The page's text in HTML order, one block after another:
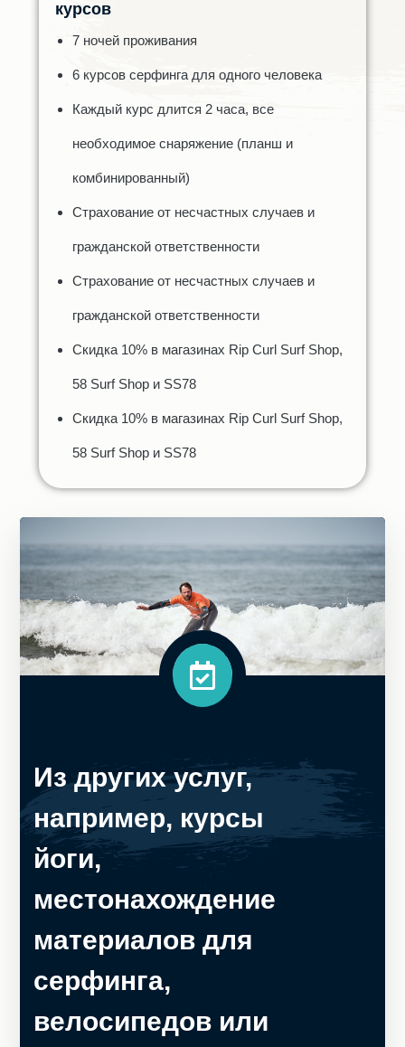
курсов
7 ночей проживания
6 курсов серфинга для одного человека
Каждый курс длится 2 часа, все
необходимое снаряжение (планш и
комбинированный)
Страхование от несчастных случаев и
гражданской ответственности
Страхование от несчастных случаев и
гражданской ответственности
Скидка 10% в магазинах Rip Curl Surf Shop,
58 Surf Shop и SS78
Скидка 10% в магазинах Rip Curl Surf Shop,
58 Surf Shop и SS78
Из других услуг,
например, курсы
йоги,
местонахождение
материалов для
серфинга,
велосипедов или